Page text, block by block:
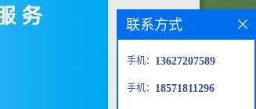
联系方式
手机： 13627207589
手机： 18571811296